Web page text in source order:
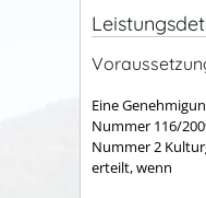
Eine
Nummer 116/
Nummer 2
erteilt, wenn